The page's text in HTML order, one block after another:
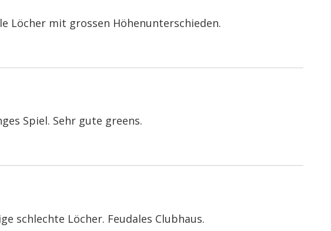
Löcher mit grossen Höhenunterschieden.
Spiel. Sehr gute greens.
schlechte Löcher. Feudales Clubhaus.